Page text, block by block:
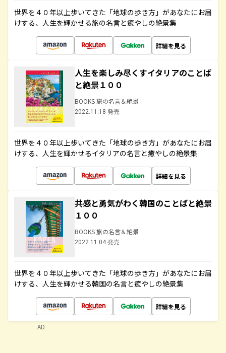
世界を４０年以上歩いてきた「地球の歩き方」があなたにお届
けする、人生を輝かせる旅の名言と癒やしの絶景集
詳細を見る
人生を楽しみ尽くすイタリアのことば
と絶景１００
BOOKS 旅の名言＆絶景
2022.11.18 発売
世界を４０年以上歩いてきた「地球の歩き方」があなたにお届
けする、人生を輝かせるイタリアの名言と癒やしの絶景集
詳細を見る
共感と勇気がわく韓国のことばと絶景
１００
BOOKS 旅の名言＆絶景
2022.11.04 発売
世界を４０年以上歩いてきた「地球の歩き方」があなたにお届
けする、人生を輝かせる韓国の名言と癒やしの絶景集
詳細を見る
AD